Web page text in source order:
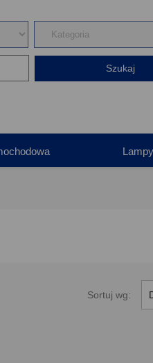
Szukaj
Lampy
Sortuj wg: